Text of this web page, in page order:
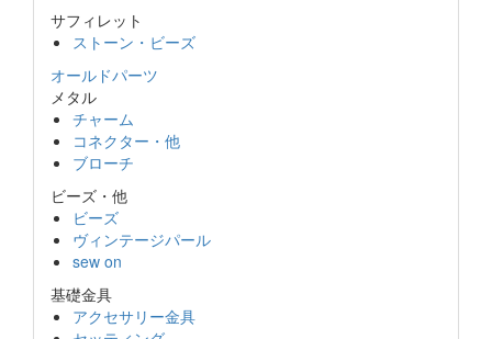
サフィレット
ストーン・ビーズ
オールドパーツ
メタル
チャーム
コネクター・他
ブローチ
ビーズ・他
ビーズ
ヴィンテージパール
sew on
基礎金具
アクセサリー金具